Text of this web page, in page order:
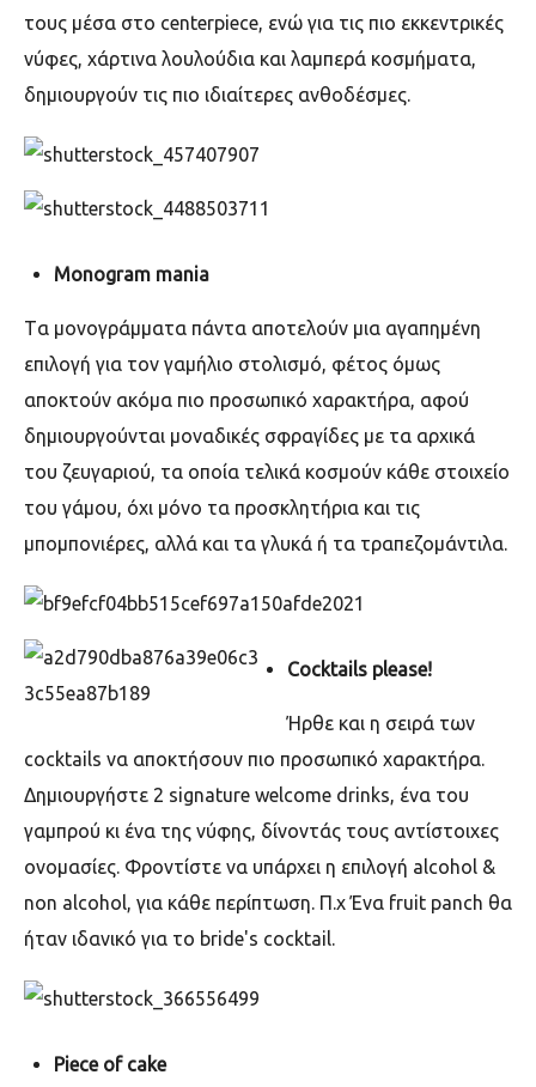
τους μέσα στο centerpiece, ενώ για τις πιο εκκεντρικές
νύφες, χάρτινα λουλούδια και λαμπερά κοσμήματα,
δημιουργούν τις πιο ιδιαίτερες ανθοδέσμες.
Μonogram mania
Tα μονογράμματα πάντα αποτελούν μια αγαπημένη
επιλογή για τον γαμήλιο στολισμό, φέτος όμως
αποκτούν ακόμα πιο προσωπικό χαρακτήρα, αφού
δημιουργούνται μοναδικές σφραγίδες με τα αρχικά
του ζευγαριού, τα οποία τελικά κοσμούν κάθε στοιχείο
του γάμου, όχι μόνο τα προσκλητήρια και τις
μπομπονιέρες, αλλά και τα γλυκά ή τα τραπεζομάντιλα.
Cocktails please!
Ήρθε και η σειρά των
cocktails να αποκτήσουν πιο προσωπικό χαρακτήρα.
Δημιουργήστε 2 signature welcome drinks, ένα του
γαμπρού κι ένα της νύφης, δίνοντάς τους αντίστοιχες
ονομασίες. Φροντίστε να υπάρχει η επιλογή alcohol &
non alcohol, για κάθε περίπτωση. Π.χ Ένα fruit panch θα
ήταν ιδανικό για το bride's cocktail.
Piece of cake